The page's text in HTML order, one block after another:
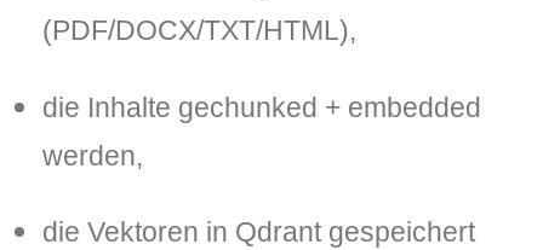
Geräteanalyse und Datensicherung
Wie regeln Sie ihren digitalen Nachlass
(PDF/DOCX/TXT/HTML),
die Inhalte gechunked + embedded
werden,
die Vektoren in Qdrant gespeichert